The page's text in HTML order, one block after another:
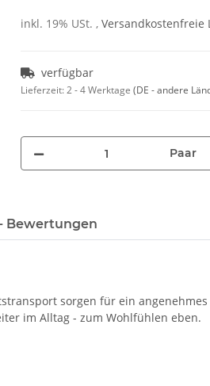
inkl. 19% USt. , Versandkostenfreie
verfügbar
Lieferzeit:2 - 4 Werktage (DE - andere
Paar
Bewertungen
sorgen für ein
im Alltag - zum Wohlfühlen eben.